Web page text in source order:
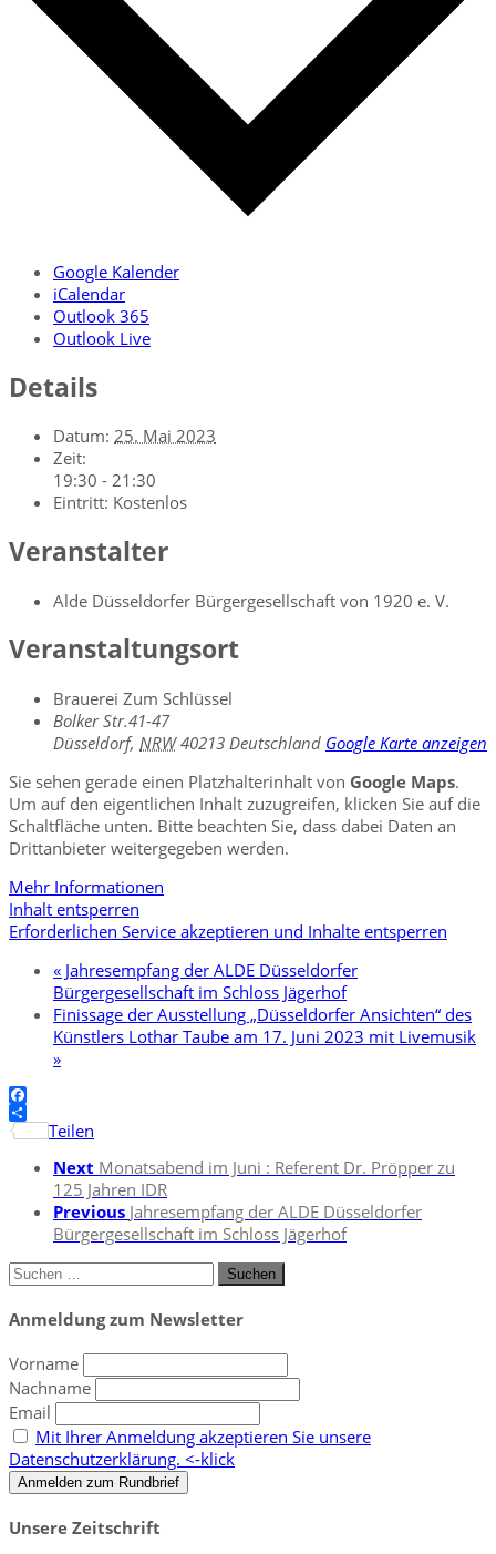
Google Kalender
iCalendar
Outlook 365
Outlook Live
Details
Datum: 25. Mai 2023
Zeit:
19:30 - 21:30
Eintritt: Kostenlos
Veranstalter
Alde Düsseldorfer Bürgergesellschaft von 1920 e. V.
Veranstaltungsort
Brauerei Zum Schlüssel
Bolker Str.41-47
Düsseldorf, NRW 40213 Deutschland Google Karte anzeigen
Sie sehen gerade einen Platzhalterinhalt von Google Maps.
Um auf den eigentlichen Inhalt zuzugreifen, klicken Sie auf die
Schaltfläche unten. Bitte beachten Sie, dass dabei Daten an
Drittanbieter weitergegeben werden.
Mehr Informationen
Inhalt entsperren
Erforderlichen Service akzeptieren und Inhalte entsperren
« Jahresempfang der ALDE Düsseldorfer
Bürgergesellschaft im Schloss Jägerhof
Finissage der Ausstellung „Düsseldorfer Ansichten“ des
Künstlers Lothar Taube am 17. Juni 2023 mit Livemusik
»
Facebook
Teilen
Next Monatsabend im Juni : Referent Dr. Pröpper zu
125 Jahren IDR
Previous Jahresempfang der ALDE Düsseldorfer
Bürgergesellschaft im Schloss Jägerhof
Suchen
Anmeldung zum Newsletter
Vorname
Nachname
Email
Mit Ihrer Anmeldung akzeptieren Sie unsere
Datenschutzerklärung. <-klick
Unsere Zeitschrift